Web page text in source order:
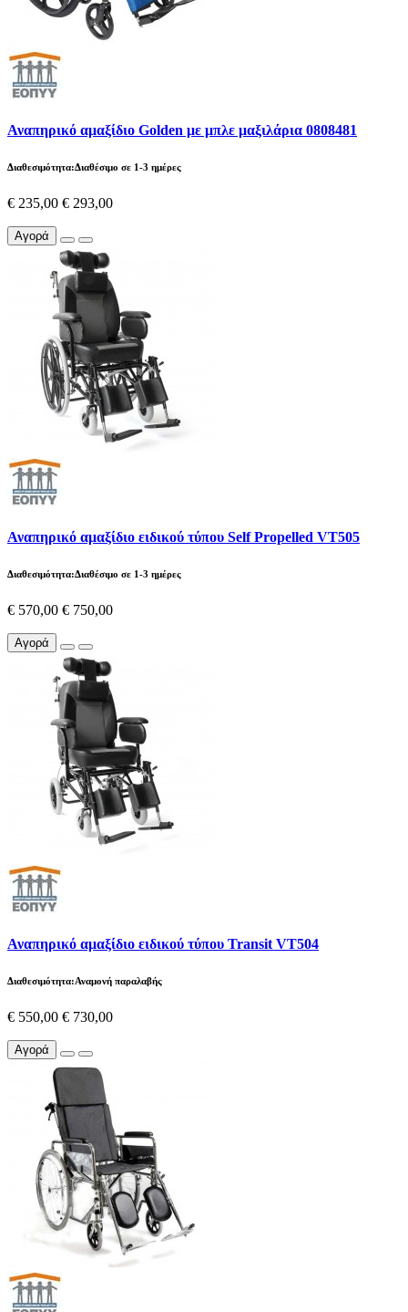
Αναπηρικό αμαξίδιο Golden με μπλε μαξιλάρια 0808481
Διαθεσιμότητα:Διαθέσιμο σε 1-3 ημέρες
€ 235,00 € 293,00
Αγορά
Αναπηρικό αμαξίδιο ειδικού τύπου Self Propelled VT505
Διαθεσιμότητα:Διαθέσιμο σε 1-3 ημέρες
€ 570,00 € 750,00
Αγορά
Αναπηρικό αμαξίδιο ειδικού τύπου Transit VT504
Διαθεσιμότητα:Αναμονή παραλαβής
€ 550,00 € 730,00
Αγορά